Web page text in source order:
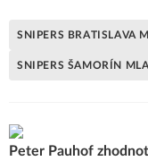
SNIPERS BRATISLAVA
SNIPERS ŠAMORÍN
Peter Pauhof